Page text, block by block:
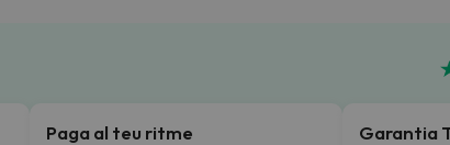
Paga al teu ritme Garantia